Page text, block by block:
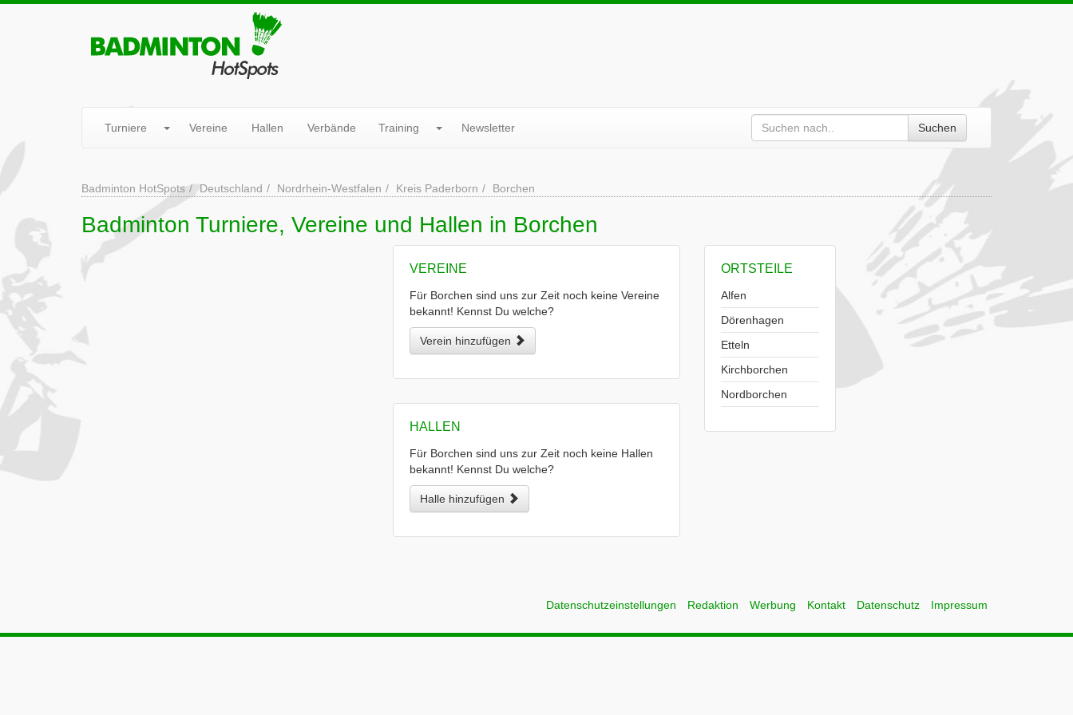
Turniere Vereine Hallen Verbände Training Newsletter Suchen
Badminton HotSpots Deutschland Nordrhein-Westfalen Kreis Paderborn Borchen
Badminton Turniere, Vereine und Hallen in Borchen
VEREINE
Für Borchen sind uns zur Zeit noch keine Vereine
bekannt! Kennst Du welche?
Verein hinzufügen
HALLEN
Für Borchen sind uns zur Zeit noch keine Hallen
bekannt! Kennst Du welche?
Halle hinzufügen
ORTSTEILE
Alfen
Dörenhagen
Etteln
Kirchborchen
Nordborchen
Datenschutzeinstellungen Redaktion Werbung Kontakt Datenschutz Impressum